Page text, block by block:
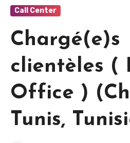
Call Center
Chargé(e)s
clientèles (
Office )
Tunis,